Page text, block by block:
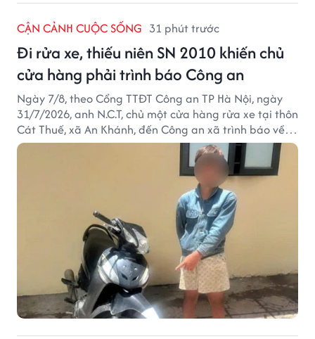
CẬN CẢNH CUỘC SỐNG 31 phút trước
Đi rửa xe, thiếu niên SN 2010 khiến chủ
cửa hàng phải trình báo Công an
Ngày 7/8, theo Cổng TTĐT Công an TP Hà Nội, ngày
31/7/2026, anh N.C.T, chủ một cửa hàng rửa xe tại thôn
Cát Thuế, xã An Khánh, đến Công an xã trình báo về
việc bị mất trộm chiếc xe máy Honda Wave. Trong cốp
xe còn có nhiều giấy tờ cá nhân và khoảng 1,2 triệu